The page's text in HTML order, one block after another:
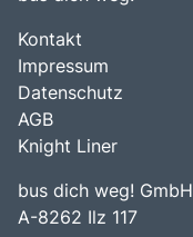
Kontakt
Impressum
Datenschutz
AGB
Knight Liner
bus dich weg! GmbH
A-8262 Ilz 117